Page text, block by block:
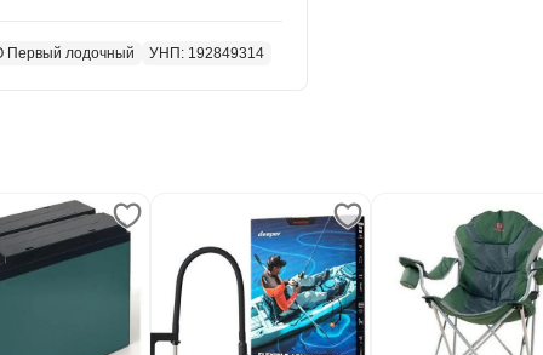
перегородками и
к корпусу лодки приклеено
V-образное дно низкого
ее переноски в рабочем
лодочный УНП: 192849314